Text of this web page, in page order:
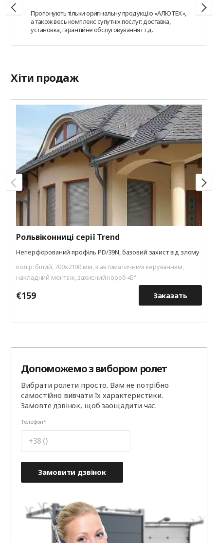
Пропонують тільки оригінальну продукцію «АЛЮТЕХ»,
а також весь комплекс супутніх послуг: доставка,
установка, гарантійне обслуговування і т.д.
Хіти продаж
Рольвіконниці серії Trend
Неперфорований профіль PD/39N, базовий захист від злому
колір: білий, 700x2100 мм, з автоматичним керуванням,
накладний монтаж, захисний короб 45°
€159 Заказать
Допоможемо з вибором ролет
Вибрати ролети просто. Вам не потрібно
самостійно вивчати їх характеристики.
Замовте дзвінок, щоб заощадити час.
Телефон
Замовити дзвінок